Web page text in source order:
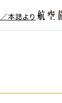
本誌より